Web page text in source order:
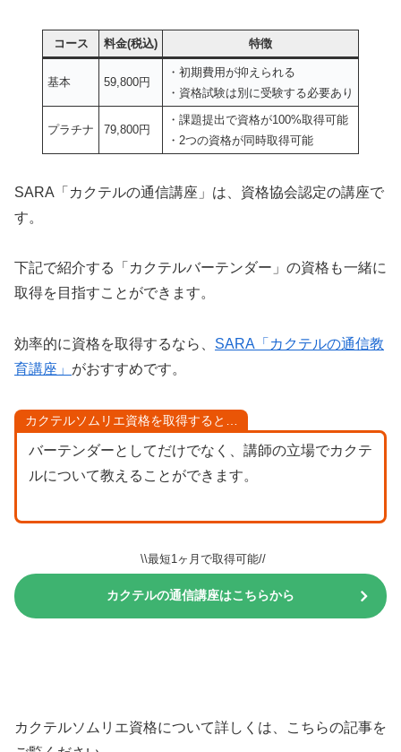
コース 料金(税込) 特徴
基本 59,800円
・初期費用が抑えられる
・資格試験は別に受験する必要あり
プラチナ 79,800円
・課題提出で資格が100%取得可能
・2つの資格が同時取得可能
SARA「カクテルの通信講座」は、資格協会認定の講座で
す。
下記で紹介する「カクテルバーテンダー」の資格も一緒に
取得を目指すことができます。
効率的に資格を取得するなら、 SARA「カクテルの通信教
育講座」 がおすすめです。
カクテルソムリエ資格を取得すると…
バーテンダーとしてだけでなく、講師の立場でカクテ
ルについて教えることができます。
\\最短1ヶ月で取得可能//
カクテルの通信講座はこちらから
カクテルソムリエ資格について詳しくは、こちらの記事を